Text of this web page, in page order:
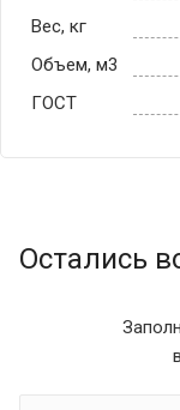
Вес, кг
Объем, м3
ГОСТ
Остались